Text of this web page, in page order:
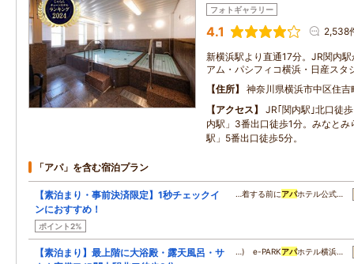
フォトギャラリー
4.1 2,538
新横浜駅より直通17分。JR関内
アム・パシフィコ横浜・日産スタ
住所
神奈川県横浜市中区住
アクセス
JR｢関内駅｣北口徒
内駅」3番出口徒歩1分。みなとみ
駅」5番出口徒歩5分。
「アパ」を含む宿泊プラン
【素泊まり・事前決済限定】1秒チェックイ
ンにおすすめ！
ポイント2%
…着する前にアパホテル公式…
【素泊まり】最上階に大浴殿・露天風呂・サ
…) e-PARKアパホテル横浜…